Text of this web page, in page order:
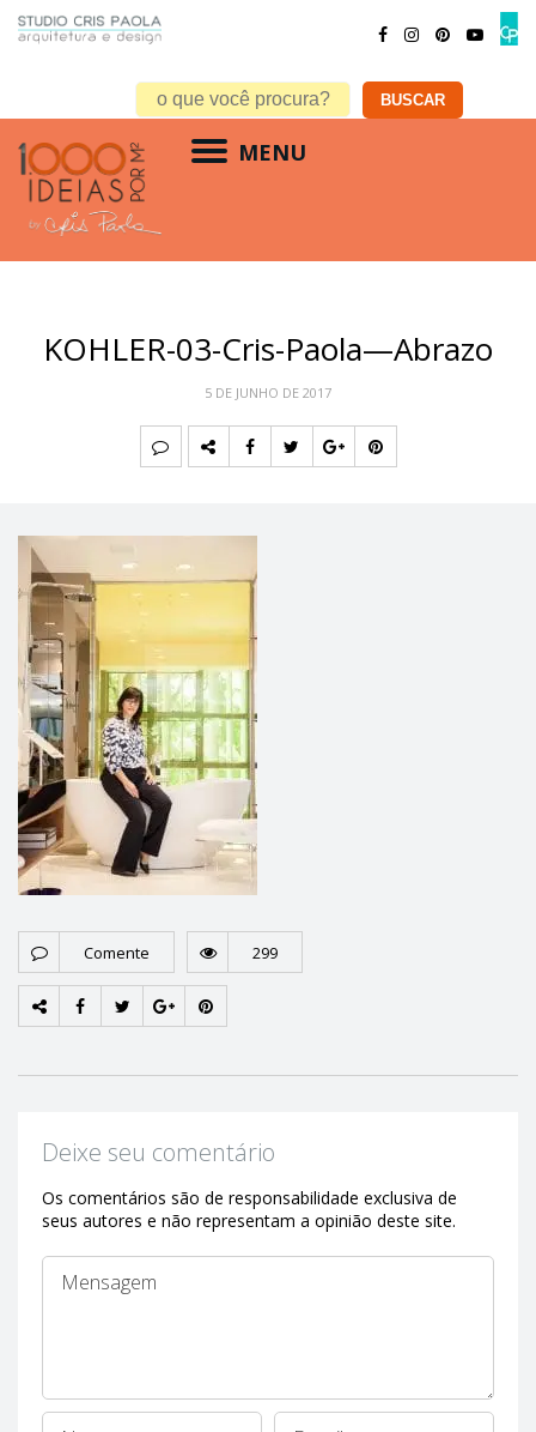
MENU
KOHLER-03-Cris-Paola—Abrazo
5 DE JUNHO DE 2017
Comente 299
Deixe seu comentário
Os comentários são de responsabilidade exclusiva de
seus autores e não representam a opinião deste site.